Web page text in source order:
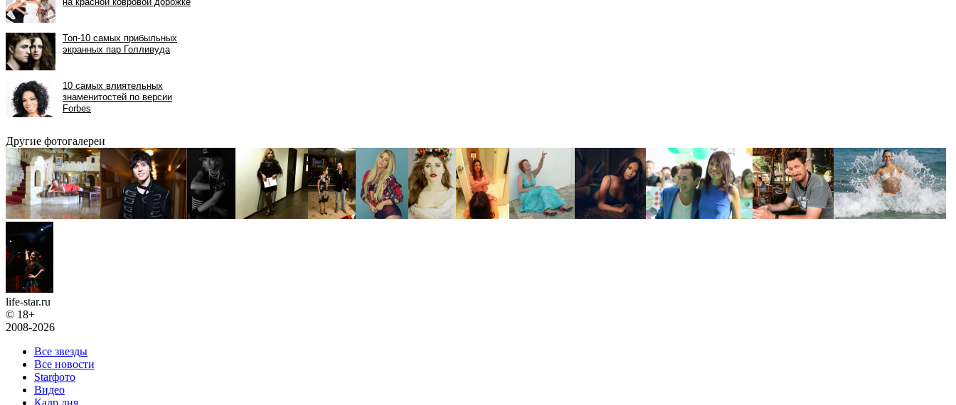
Другие фотогалереи
life-star.ru
© 18+
2008-2026
Все звезды
Все новости
Starфото
Видео
Кадр дня